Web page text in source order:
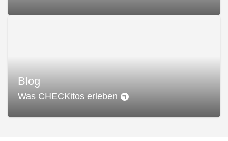
Blog
Was CHECKitos erleben